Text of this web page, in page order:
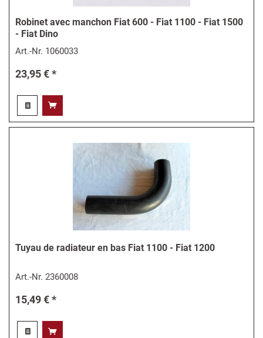
Robinet avec manchon Fiat 600 - Fiat 1100 - Fiat 1500
- Fiat Dino
Art.-Nr. 1060033
23,95 € *
Tuyau de radiateur en bas Fiat 1100 - Fiat 1200
Art.-Nr.2360008
15,49 € *